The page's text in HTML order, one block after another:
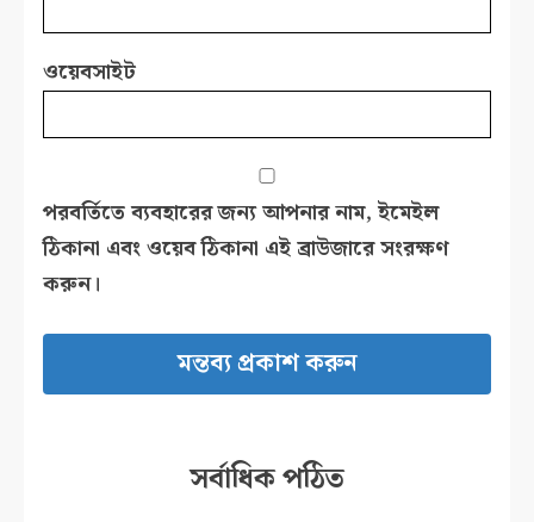
ওয়েবসাইট
পরবর্তিতে ব্যবহারের জন্য আপনার নাম, ইমেইল
ঠিকানা এবং ওয়েব ঠিকানা এই ব্রাউজারে সংরক্ষণ
করুন।
সর্বাধিক পঠিত